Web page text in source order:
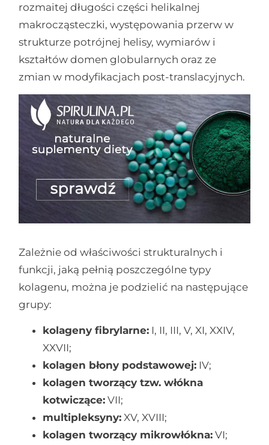
rozmaitej długości części helikalnej
makrocząsteczki, występowania przerw w
strukturze potrójnej helisy, wymiarów i
kształtów domen globularnych oraz ze
zmian w modyfikacjach post-translacyjnych.
Zależnie od właściwości strukturalnych i
funkcji, jaką pełnią poszczególne typy
kolagenu, można je podzielić na następujące
grupy:
kolageny fibrylarne: I, II, III, V, XI, XXIV,
XXVII;
kolagen błony podstawowej: IV;
kolagen tworzący tzw. włókna
kotwiczące: VII;
multipleksyny: XV, XVIII;
kolagen tworzący mikrowłókna: VI;